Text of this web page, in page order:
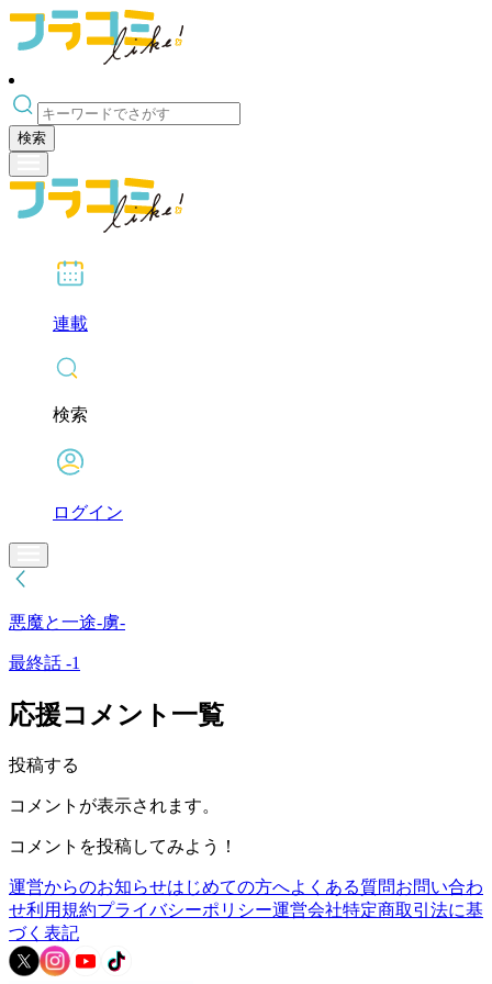
検索
連載
検索
ログイン
悪魔と一途-虜-
最終話 -1
応援コメント一覧
投稿する
コメントが表示されます。
コメントを投稿してみよう！
運営からのお知らせはじめての方へよくある質問お問い合わ
せ利用規約プライバシーポリシー運営会社特定商取引法に基
づく表記